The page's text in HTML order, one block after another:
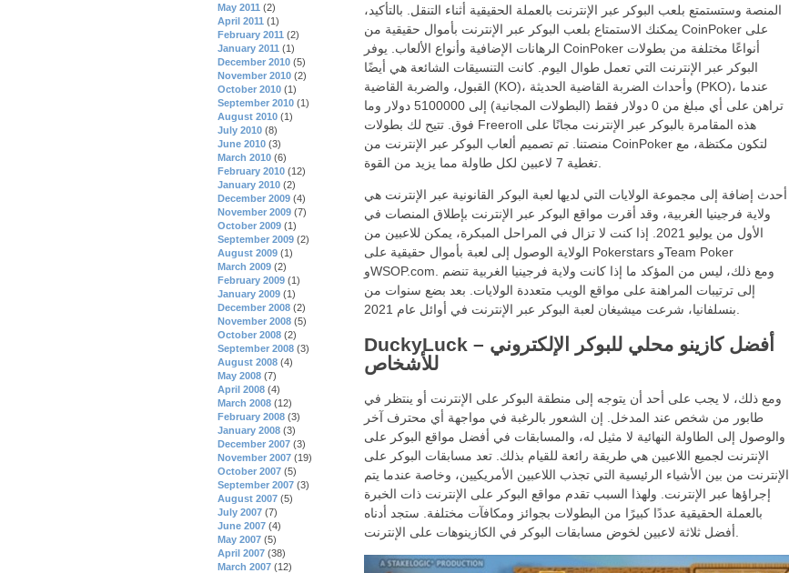
المنصة وستستمتع بلعب البوكر عبر الإنترنت بالعملة الحقيقية أثناء التنقل. بالتأكيد،
يمكنك الاستمتاع بلعب البوكر عبر الإنترنت بأموال حقيقية من CoinPoker على
الرهانات الإضافية وأنواع الألعاب. يوفر CoinPoker أنواعًا مختلفة من بطولات
البوكر عبر الإنترنت التي تعمل طوال اليوم. كانت التنسيقات الشائعة هي أيضًا
القبول، والضربة القاضية (KO)، وأحداث الضربة القاضية الحديثة (PKO)، عندما
تراهن على أي مبلغ من 0 دولار فقط (البطولات المجانية) إلى 5100000 دولار وما
فوق. تتيح لك بطولات Freeroll هذه المقامرة بالبوكر عبر الإنترنت مجانًا على
منصتنا. تم تصميم ألعاب البوكر عبر الإنترنت من CoinPoker لتكون مكتظة، مع
أحدث إضافة إلى مجموعة الولايات التي لديها لعبة البوكر القانونية عبر الإنترنت هي
ولاية فرجينيا الغربية، وقد أقرت مواقع البوكر عبر الإنترنت بإطلاق المنصات في
الأول من يوليو 2021. إذا كنت لا تزال في المراحل المبكرة، يمكن للاعبين من
الولاية الوصول إلى لعبة بأموال حقيقية على Pokerstars وTeam Poker
وWSOP.com. ومع ذلك، ليس من المؤكد ما إذا كانت ولاية فرجينيا الغربية تنضم
إلى ترتيبات المراهنة على مواقع الويب متعددة الولايات. بعد بضع سنوات من
DuckyLuck – أفضل كازينو محلي للبوكر الإلكتروني
للأشخاص
ومع ذلك، لا يجب على أحد أن يتوجه إلى منطقة البوكر على الإنترنت أو ينتظر في
طابور من شخص عند المدخل. إن الشعور بالرغبة في مواجهة أي محترف آخر
والوصول إلى الطاولة النهائية لا مثيل له، والمسابقات في أفضل مواقع البوكر على
الإنترنت لجميع اللاعبين هي طريقة رائعة للقيام بذلك. تعد مسابقات البوكر على
الإنترنت من بين الأشياء الرئيسية التي تجذب اللاعبين الأمريكيين، وخاصة عندما يتم
إجراؤها عبر الإنترنت. ولهذا السبب تقدم مواقع البوكر على الإنترنت ذات الخبرة
بالعملة الحقيقية عددًا كبيرًا من البطولات بجوائز ومكافآت مختلفة. ستجد أدناه
May 2011 (2)
April 2011 (1)
February 2011 (2)
January 2011 (1)
December 2010 (5)
November 2010 (2)
October 2010 (1)
September 2010 (1)
August 2010 (1)
July 2010 (8)
June 2010 (3)
March 2010 (6)
February 2010 (12)
January 2010 (2)
December 2009 (4)
November 2009 (7)
October 2009 (1)
September 2009 (2)
August 2009 (1)
March 2009 (2)
February 2009 (1)
January 2009 (1)
December 2008 (2)
November 2008 (5)
October 2008 (2)
September 2008 (3)
August 2008 (4)
May 2008 (7)
April 2008 (4)
March 2008 (12)
February 2008 (3)
January 2008 (3)
December 2007 (3)
November 2007 (19)
October 2007 (5)
September 2007 (3)
August 2007 (5)
July 2007 (7)
June 2007 (4)
May 2007 (5)
April 2007 (38)
March 2007 (12)